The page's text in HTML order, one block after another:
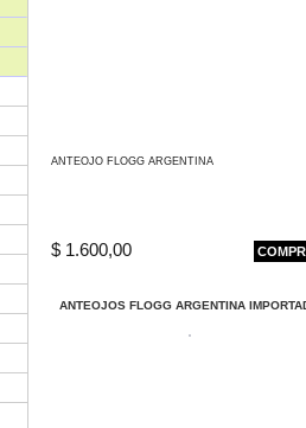
ANTEOJO FLOGG ARGENTINA
$ 1.600,00
ANTEOJOS FLOGG ARGENTINA